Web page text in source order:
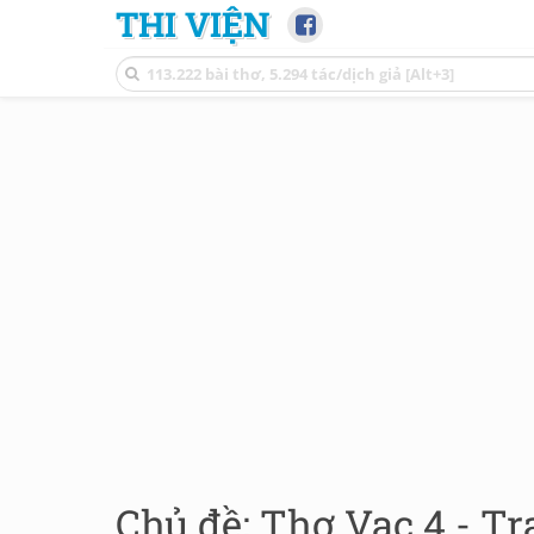
THI VIỆN
Chủ đề: Thơ Vạc 4 -